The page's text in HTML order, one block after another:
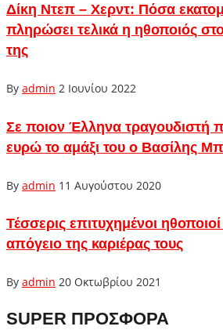
Δίκη Ντεπ – Χερντ: Πόσα
πληρώσει τελικά η ηθοποιός
της
By admin 2 Ιουνίου 2022
Σε ποιον Έλληνα τραγουδιστή
ευρώ το αμάξι του ο Βασίλης
By admin 11 Αυγούστου 2020
Τέσσερις επιτυχημένοι
απόγειο της καριέρας τους
By admin 20 Οκτωβρίου 2021
SUPER ΠΡΟΣΦΟΡΑ